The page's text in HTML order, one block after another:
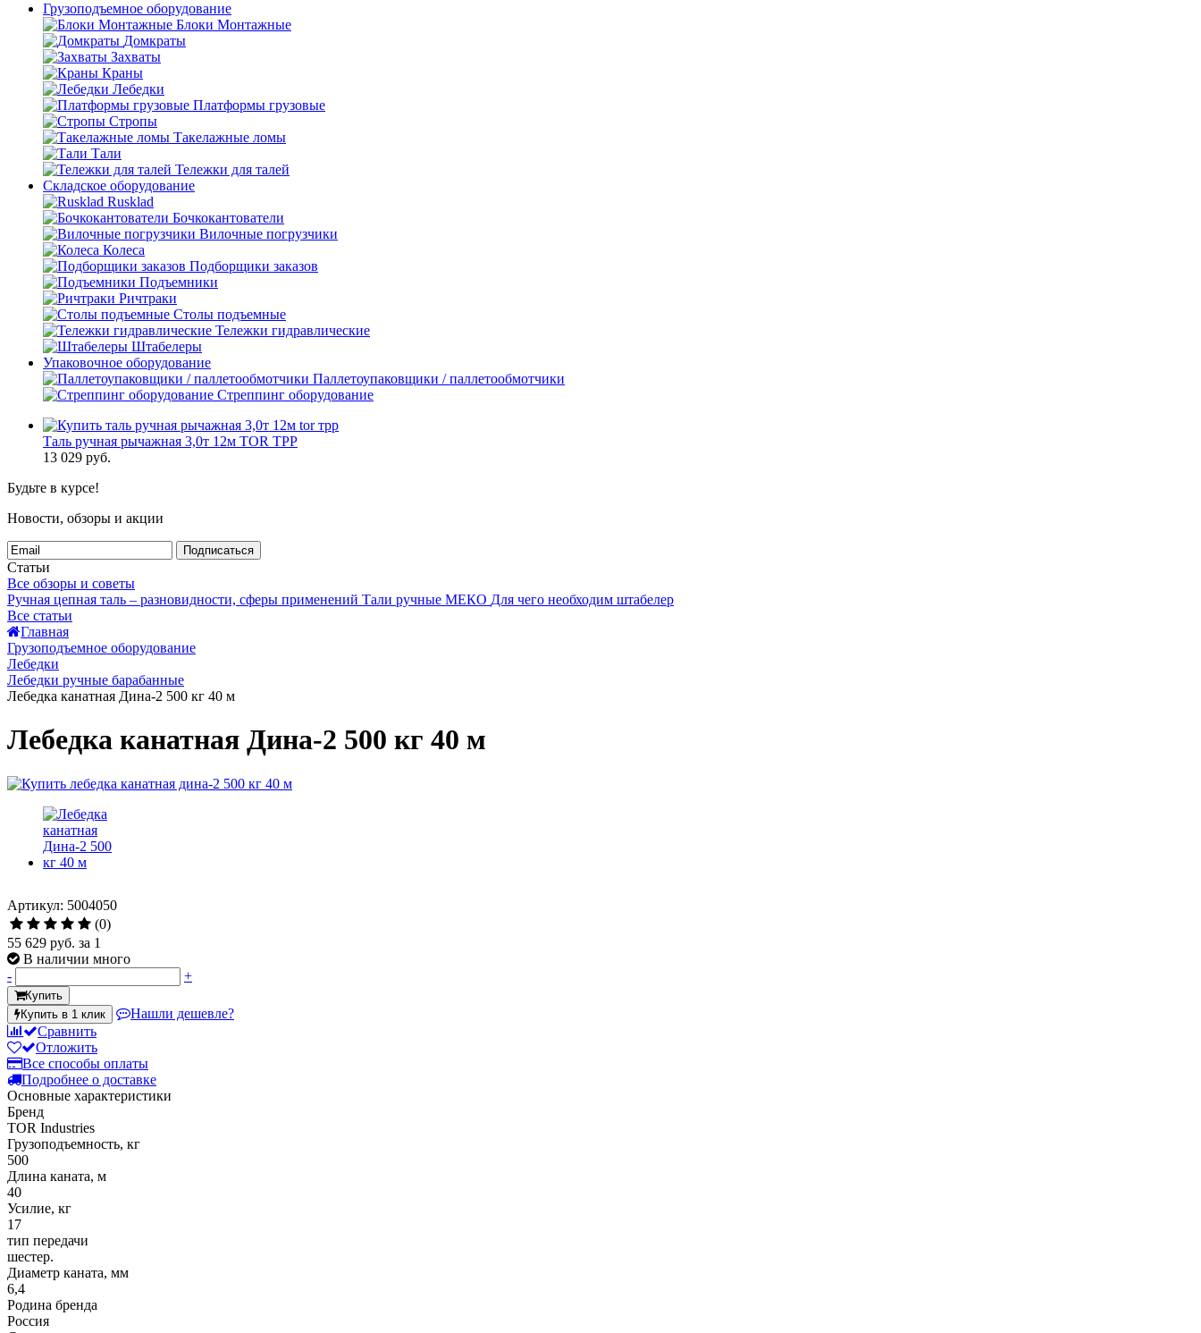
Грузоподъемное оборудование
Блоки Монтажные
Домкраты
Захваты
Краны
Лебедки
Платформы грузовые
Стропы
Такелажные ломы
Тали
Тележки для талей
Складское оборудование
Rusklad
Бочкокантователи
Вилочные погрузчики
Колеса
Подборщики заказов
Подъемники
Ричтраки
Столы подъемные
Тележки гидравлические
Штабелеры
Упаковочное оборудование
Паллетоупаковщики / паллетообмотчики
Стреппинг оборудование
Таль ручная рычажная 3,0т 12м TOR ТРР
13 029 руб.
Будьте в курсе!
Новости, обзоры и акции
Подписаться
Статьи
Все обзоры и советы
Ручная цепная таль – разновидности, сферы применений Тали ручные МЕКО Для чего необходим штабелер
Все статьи
Главная
Грузоподъемное оборудование
Лебедки
Лебедки ручные барабанные
Лебедка канатная Дина-2 500 кг 40 м
Лебедка канатная Дина-2 500 кг 40 м
Артикул: 5004050
(0)
55 629 руб. за 1
В наличии много
-
+
Купить
Купить в 1 клик
Нашли дешевле?
Сравнить
Отложить
Все способы оплаты
Подробнее о доставке
Основные характеристики
Бренд
TOR Industries
Грузоподъемность, кг
500
Длина каната, м
40
Усилие, кг
17
тип передачи
шестер.
Диаметр каната, мм
6,4
Родина бренда
Россия